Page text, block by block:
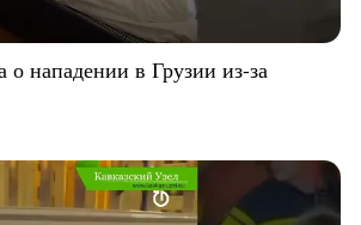
о нападении в Грузии из-за